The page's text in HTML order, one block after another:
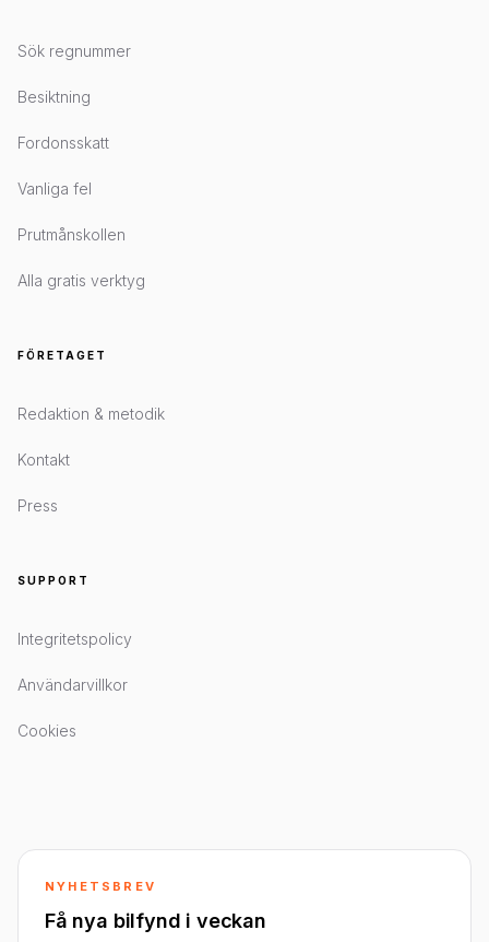
Sök regnummer
Besiktning
Fordonsskatt
Vanliga fel
Prutmånskollen
Alla gratis verktyg
FÖRETAGET
Redaktion & metodik
Kontakt
Press
SUPPORT
Integritetspolicy
Användarvillkor
Cookies
NYHETSBREV
Få nya bilfynd i veckan